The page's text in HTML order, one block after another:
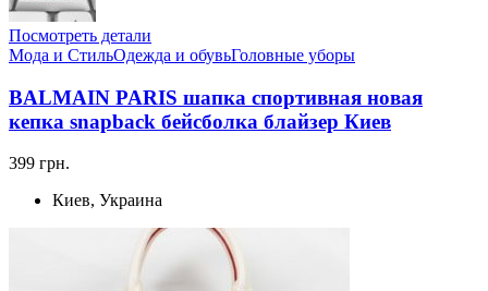
Посмотреть детали
Мода и СтильОдежда и обувьГоловные уборы
BALMAIN PARIS шапка спортивная новая
кепка snapback бейсболка блайзер Киев
399 грн.
Киев, Украина